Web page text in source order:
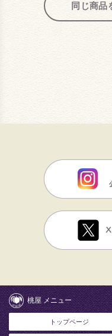
同じ商品
桃屋 メニュー
トップページ